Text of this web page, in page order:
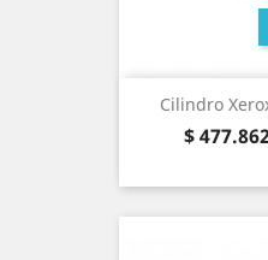
Cilindro
Precio
$